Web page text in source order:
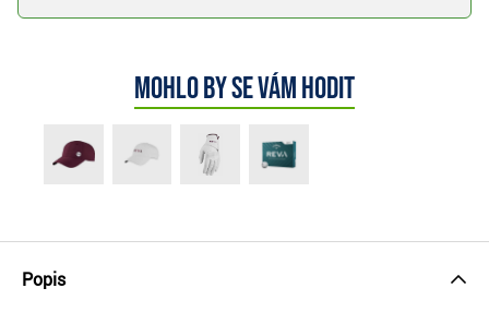
Mohlo by se vám hodit
Popis